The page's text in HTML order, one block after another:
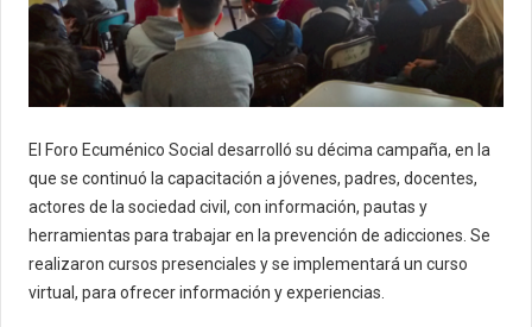
El Foro Ecuménico Social desarrolló su décima campaña, en la
que se continuó la capacitación a jóvenes, padres, docentes,
actores de la sociedad civil, con información, pautas y
herramientas para trabajar en la prevención de adicciones. Se
realizaron cursos presenciales y se implementará un curso
virtual, para ofrecer información y experiencias.